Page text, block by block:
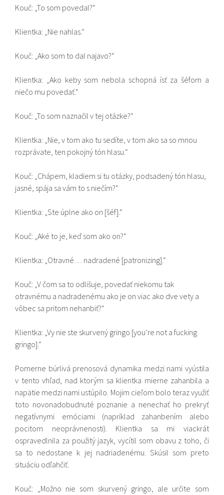
Kouč: „To som povedal?“
Klientka: „Nie nahlas.“
Kouč: „Ako som to dal najavo?“
Klientka: „Ako keby som nebola schopná ísť za šéfom a
niečo mu povedať.“
Kouč: „To som naznačil v tej otázke?“
Klientka: „Nie, v tom ako tu sedíte, v tom ako sa so mnou
rozprávate, ten pokojný tón hlasu.“
Kouč: „Chápem, kladiem si tu otázky, podsadený tón hlasu,
jasné, spája sa vám to s niečím?“
Klientka: „Ste úplne ako on [šéf].“
Kouč: „Aké to je, keď som ako on?“
Klientka: „Otravné… nadradené [patronizing].“
Kouč: „V čom sa to odlišuje, povedať niekomu tak
otravnému a nadradenému ako je on viac ako dve vety a
vôbec sa pritom nehanbiť?“
Klientka: „Vy nie ste skurvený gringo [you’re not a fucking
gringo].“
Pomerne búrlivá prenosová dynamika medzi nami vyústila
v tento vhľad, nad ktorým sa klientka mierne zahanbila a
napätie medzi nami ustúpilo. Mojim cieľom bolo teraz využiť
toto novonadobudnuté poznanie a nenechať ho prekryť
negatívnymi emóciami (napríklad zahanbením alebo
pocitom neoprávnenosti). Klientka sa mi viackrát
ospravedlnila za použitý jazyk, vycítil som obavu z toho, či
sa to nedostane k jej nadriadenému. Skúsil som preto
situáciu odľahčiť.
Kouč: „Možno nie som skurvený gringo, ale určite som